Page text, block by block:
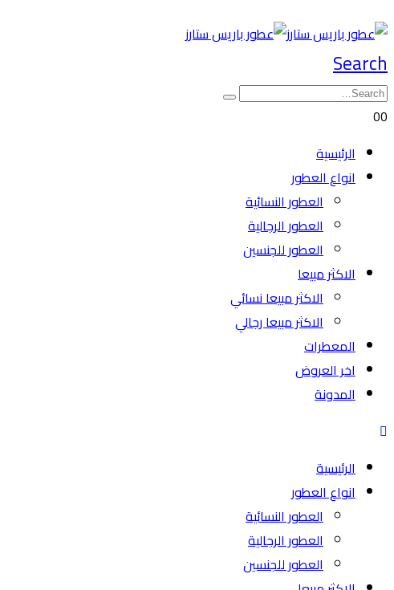
Search
00
الرئيسية
انواع العطور
العطور النسائية
العطور الرجالية
العطور للجنسين
الاكثر مبيعا
الاكثر مبيعا نسائي
الاكثر مبيعا رجالي
المعطرات
اخر العروض
المدونة
الرئيسية
انواع العطور
العطور النسائية
العطور الرجالية
العطور للجنسين